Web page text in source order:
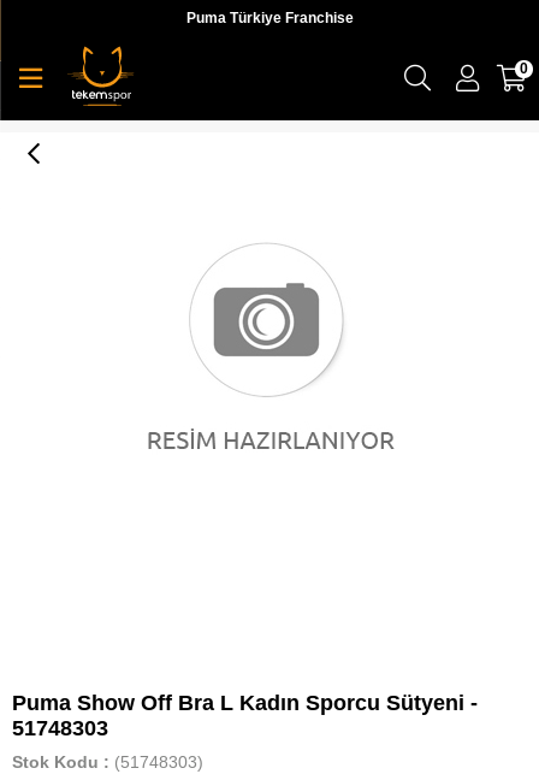
Puma Türkiye Franchise
0
Puma Show Off Bra L Kadın Sporcu Sütyeni -
51748303
Stok Kodu
(51748303)